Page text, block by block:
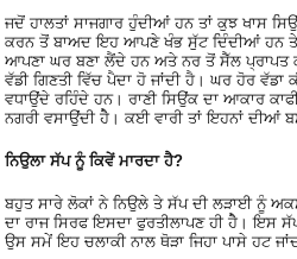
ਜਦੋਂ ਹਾਲਤਾਂ ਸਾਜਗਾਰ ਹੁੰਦੀਆਂ ਹਨ ਤਾਂ ਕੁਝ ਖਾਸ
ਕਰਨ ਤੋਂ ਬਾਅਦ ਇਹ ਆਪਣੇ ਖੰਭ ਸੁੱਟ ਦਿੰਦੀਆਂ ਹਨ
ਆਪਣਾ ਘਰ ਬਣਾ ਲੈਂਦੇ ਹਨ ਅਤੇ ਨਰ ਤੋਂ ਸੈੱਲ ਪ੍ਰਾਪਤ
ਵੱਡੀ ਗਿਣਤੀ ਵਿੱਚ ਪੈਦਾ ਹੋ ਜਾਂਦੀ ਹੈ। ਘਰ ਹੋਰ ਵੱਡਾ
ਵਧਾਉਂਦੇ ਰਹਿੰਦੇ ਹਨ। ਰਾਣੀ ਸਿਉਂਕ ਦਾ ਆਕਾਰ
ਨਗਰੀ ਵਸਾਉਂਦੀ ਹੇੈ। ਕਈ ਵਾਰੀ ਤਾਂ ਇਹਨਾਂ
ਨਿਉਲਾ ਸੱਪ ਨੂੰ ਕਿਵੇਂ ਮਾਰਦਾ ਹੈ?
ਬਹੁਤ ਸਾਰੇ ਲੋਕਾਂ ਨੇ ਨਿਉਲੇ ਤੇ ਸੱਪ ਦੀ ਲੜਾਈ ਨੂੰ
ਦਾ ਰਾਜ ਸਿਰਫ ਇਸਦਾ ਫੁਰਤੀਲਾਪਣ ਹੀ ਹੈੇ।
ਉਸ ਸਮੇਂ ਇਹ ਚਲਾਕੀ ਨਾਲ ਥੋੜਾ ਜਿਹਾ ਪਾਸੇ ਹਟ